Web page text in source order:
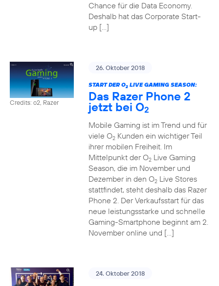
Chance für die Data Economy.
Deshalb hat das Corporate Start-
up […]
Credits: o2, Razer
26. Oktober 2018
START DER O2LIVE GAMING SEASON:
Das Razer Phone 2
jetzt bei O2
Mobile Gaming ist im Trend und für
viele O2Kunden ein wichtiger Teil
ihrer mobilen Freiheit. Im
Mittelpunkt der O2Live Gaming
Season, die im November und
Dezember in den O2Live Stores
stattfindet, steht deshalb das Razer
Phone 2. Der Verkaufsstart für das
neue leistungsstarke und schnelle
Gaming-Smartphone beginnt am 2.
November online und […]
24. Oktober 2018